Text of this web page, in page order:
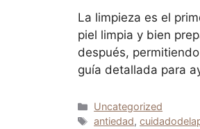
La limpieza es el
piel limpia y bien
después,
guía detallada para
Uncategorized
antiedad,